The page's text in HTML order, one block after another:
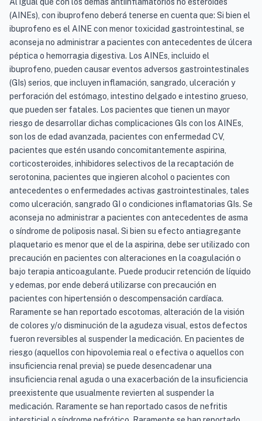
(AINEs), con ibuprofeno deberá tenerse en cuenta que: Si bien el
ibuprofeno es el AINE con menor toxicidad gastrointestinal, se
aconseja no administrar a pacientes con antecedentes de úlcera
péptica o hemorragia digestiva. Los AINEs, incluido el
ibuprofeno, pueden causar eventos adversos gastrointestinales
(GIs) serios, que incluyen inflamación, sangrado, ulceración y
perforación del estómago, intestino delgado e intestino grueso,
que pueden ser fatales. Los pacientes que tienen un mayor
riesgo de desarrollar dichas complicaciones GIs con los AINEs,
son los de edad avanzada, pacientes con enfermedad CV,
pacientes que estén usando concomitantemente aspirina,
corticosteroides, inhibidores selectivos de la recaptación de
serotonina, pacientes que ingieren alcohol o pacientes con
antecedentes o enfermedades activas gastrointestinales, tales
como ulceración, sangrado GI o condiciones inflamatorias GIs. Se
aconseja no administrar a pacientes con antecedentes de asma
o síndrome de poliposis nasal. Si bien su efecto antiagregante
plaquetario es menor que el de la aspirina, debe ser utilizado con
precaución en pacientes con alteraciones en la coagulación o
bajo terapia anticoagulante. Puede producir retención de líquido
y edemas, por ende deberá utilizarse con precaución en
pacientes con hipertensión o descompensación cardíaca.
Raramente se han reportado escotomas, alteración de la visión
de colores y/o disminución de la agudeza visual, estos defectos
fueron reversibles al suspender la medicación. En pacientes de
riesgo (aquellos con hipovolemia real o efectiva o aquellos con
insuficiencia renal previa) se puede desencadenar una
insuficiencia renal aguda o una exacerbación de la insuficiencia
preexistente que usualmente revierten al suspender la
medicación. Raramente se han reportado casos de nefritis